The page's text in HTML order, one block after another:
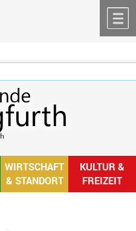
WIRTSCHAFT
& STANDORT
KULTUR &
FREIZEIT